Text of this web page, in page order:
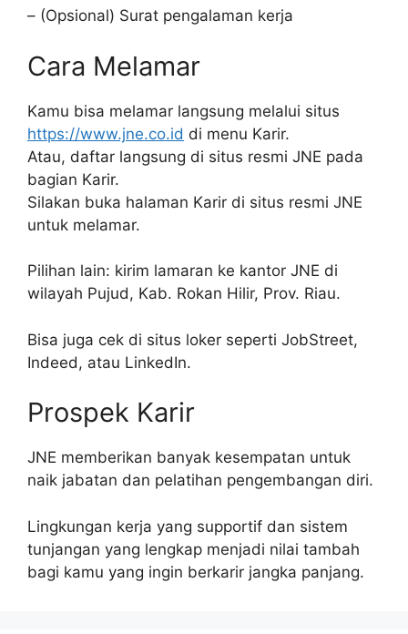
– (Opsional) Surat pengalaman kerja
Cara Melamar
Kamu bisa melamar langsung melalui situs
https://www.jne.co.id di menu Karir.
Atau, daftar langsung di situs resmi JNE pada
bagian Karir.
Silakan buka halaman Karir di situs resmi JNE
untuk melamar.
Pilihan lain: kirim lamaran ke kantor JNE di
wilayah Pujud, Kab. Rokan Hilir, Prov. Riau.
Bisa juga cek di situs loker seperti JobStreet,
Indeed, atau LinkedIn.
Prospek Karir
JNE memberikan banyak kesempatan untuk
naik jabatan dan pelatihan pengembangan diri.
Lingkungan kerja yang supportif dan sistem
tunjangan yang lengkap menjadi nilai tambah
bagi kamu yang ingin berkarir jangka panjang.